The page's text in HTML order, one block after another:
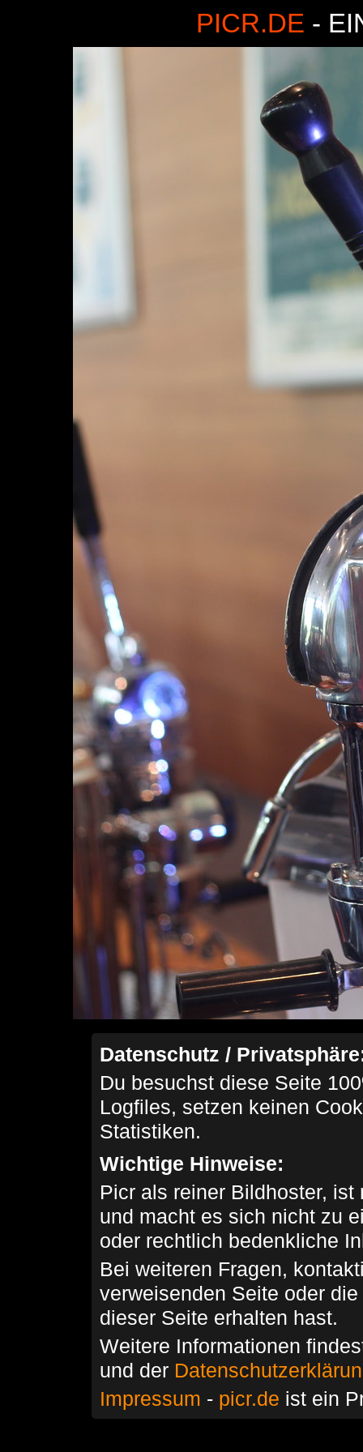
PICR.DE -
Datenschutz /
Du besuchst diese Seite
Logfiles, setzen keinen
Statistiken.
Wichtige Hinweise:
Picr als reiner Bildhoster,
und macht es sich nicht zu
oder rechtlich bedenkliche
Bei weiteren Fragen,
verweisenden Seite oder
dieser Seite erhalten hast.
Weitere Informationen
und der
Impressum - picr.de ist ein